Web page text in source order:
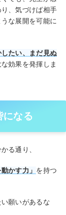
、気づけば相手
な展開を可能に
たい、まだ見ぬ
効果を発揮しま
になる
る通り、
動かす力」 を持つ
願いがあるな